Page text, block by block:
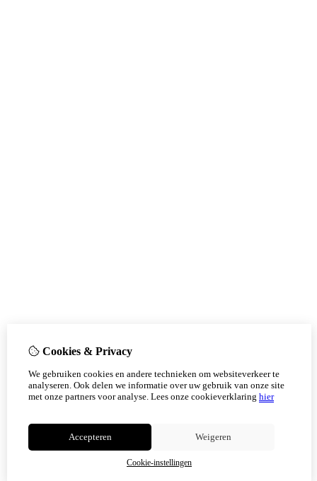
Cookies & Privacy
We gebruiken cookies en andere technieken om websiteverkeer te
analyseren. Ook delen we informatie over uw gebruik van onze site
met onze partners voor analyse. Lees onze cookieverklaring hier
Accepteren Weigeren
Cookie-instellingen